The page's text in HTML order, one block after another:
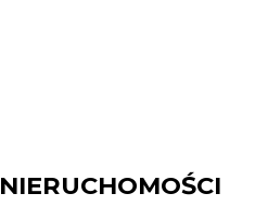
NIERUCHOMOŚCI